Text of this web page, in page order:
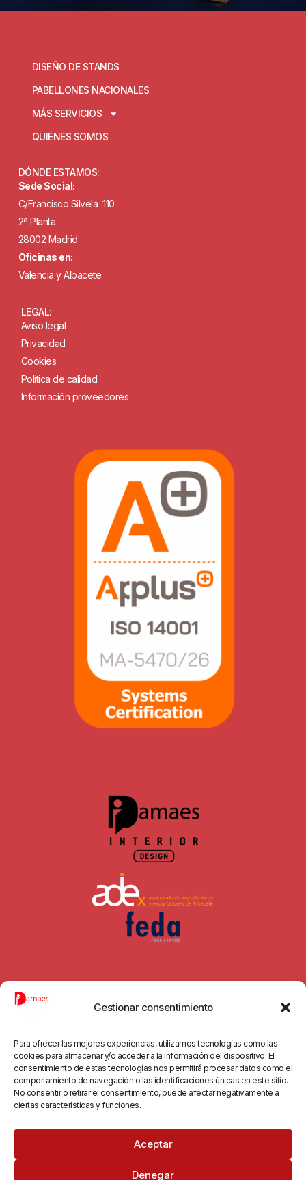
Gestionar consentimiento
Para ofrecer las mejores experiencias, utilizamos tecnologías como las
cookies para almacenar y/o acceder a la información del dispositivo. El
consentimiento de estas tecnologías nos permitirá procesar datos como el
comportamiento de navegación o las identificaciones únicas en este sitio.
No consentir o retirar el consentimiento, puede afectar negativamente a
ciertas características y funciones.
Aceptar
Denegar
DISEÑO DE STANDS
PABELLONES NACIONALES
MÁS SERVICIOS
QUIÉNES SOMOS
DÓNDE ESTAMOS:
Sede Social:
C/Francisco Silvela 110
2ª Planta
28002 Madrid
Oficinas en:
Valencia y Albacete
LEGAL:
Aviso legal
Privacidad
Cookies
Política de calidad
Información proveedores
© 2026 All Rights Reserved.